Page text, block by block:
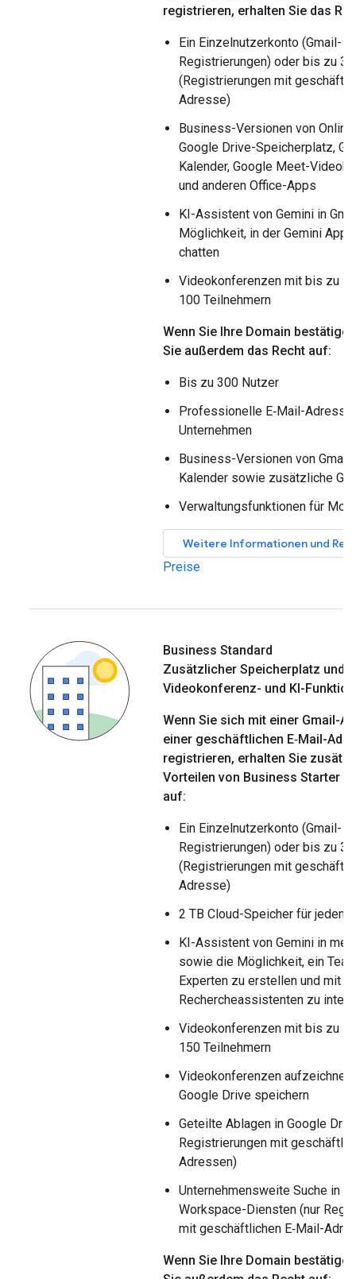
registrieren, erhalten Sie das
Ein Einzelnutzerkonto (Gmail-
Registrierungen) oder bis zu
(Registrierungen mit
Adresse)
Business-Versionen von
Google Drive-Speicherplatz,
Kalender, Google Meet-
und anderen Office-Apps
KI-Assistent von Gemini in
Möglichkeit, in der Gemini App
chatten
Videokonferenzen mit bis zu
100 Teilnehmern
Wenn Sie Ihre Domain
Sie außerdem das Recht auf:
Bis zu 300 Nutzer
Professionelle E‑Mail-Adresse
Unternehmen
Business-Versionen von Gmail,
Kalender sowie zusätzliche
Verwaltungsfunktionen für
Weitere Informationen und
Preise
Business Standard
Zusätzlicher Speicherplatz und
Videokonferenz- und KI-
Wenn Sie sich mit einer Gmail-
einer geschäftlichen E‑Mail-
registrieren, erhalten Sie
Vorteilen von Business Starter
auf:
Ein Einzelnutzerkonto (Gmail-
Registrierungen) oder bis zu
(Registrierungen mit
Adresse)
2 TB Cloud-Speicher für jeden
KI-Assistent von Gemini in
sowie die Möglichkeit, ein
Experten zu erstellen und mit
Rechercheassistenten zu
Videokonferenzen mit bis zu
150 Teilnehmern
Videokonferenzen aufzeichnen
Google Drive speichern
Geteilte Ablagen in Google
Registrierungen mit
Adressen)
Unternehmensweite Suche in
Workspace-Diensten (nur
mit geschäftlichen E‑Mail-
Wenn Sie Ihre Domain